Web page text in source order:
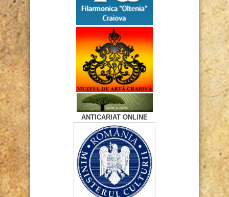
ANTICARIAT ONLINE